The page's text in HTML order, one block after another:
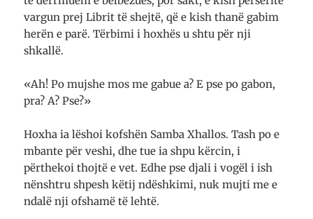
vargun prej Librit të shejtë, që e kish thanë gabim
herën e parë. Tërbimi i hoxhës u shtu për nji
shkallë.
«Ah! Po mujshe mos me gabue a? E pse po gabon,
pra? A? Pse?»
Hoxha ia lëshoi kofshën Samba Xhallos. Tash po e
mbante për veshi, dhe tue ia shpu kërcin, i
përthekoi thojtë e vet. Edhe pse djali i vogël i ish
nënshtru shpesh këtij ndëshkimi, nuk mujti me e
ndalë nji ofshamë të lehtë.